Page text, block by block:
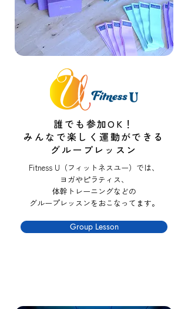
誰でも参加OK！
みんなで楽しく運動ができる
​グループレッスン
Fitness U（フィットネスユー）では、
ヨガやピラティス、
体幹トレーニングなどの
​グループレッスンをおこなってます。
Group Lesson